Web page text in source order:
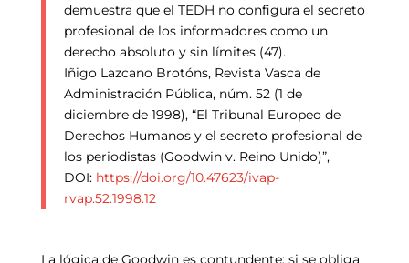
demuestra que el TEDH no configura el secreto
profesional de los informadores como un
derecho absoluto y sin límites (47).
Iñigo Lazcano Brotóns, Revista Vasca de
Administración Pública, núm. 52 (1 de
diciembre de 1998), “El Tribunal Europeo de
Derechos Humanos y el secreto profesional de
los periodistas (Goodwin v. Reino Unido)”,
DOI: https://doi.org/10.47623/ivap-
rvap.52.1998.12
La lógica de Goodwin es contundente: si se obliga